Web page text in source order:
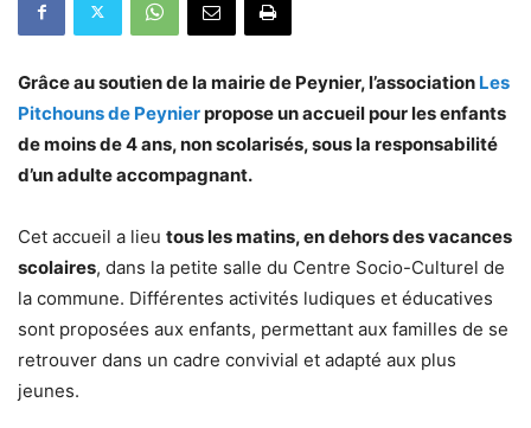
Grâce au soutien de la mairie de Peynier, l’association Les
Pitchouns de Peynierpropose un accueil pour les enfants
de moins de 4 ans, non scolarisés, sous la responsabilité
d’un adulte accompagnant.
Cet accueil a lieu tous les matins, en dehors des vacances
scolaires, dans la petite salle du Centre Socio-Culturel de
la commune. Différentes activités ludiques et éducatives
sont proposées aux enfants, permettant aux familles de se
retrouver dans un cadre convivial et adapté aux plus
jeunes.